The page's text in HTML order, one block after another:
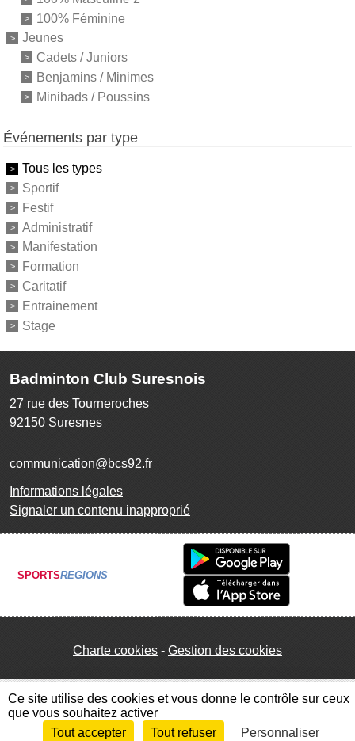
100% Féminine
Jeunes
Cadets / Juniors
Benjamins / Minimes
Minibads / Poussins
Événements par type
Tous les types
Sportif
Festif
Administratif
Manifestation
Formation
Caritatif
Entrainement
Stage
Badminton Club Suresnois
27 rue des Tourneroches
92150 Suresnes
communication@bcs92.fr
Informations légales
Signaler un contenu inapproprié
SPORTSREGIONS
Charte cookies Gestion des cookies
Envie de participer ? Connexion
Ce site utilise des cookies et vous donne le contrôle sur ceux
que vous souhaitez activer
Tout accepter
Tout refuser Personnaliser